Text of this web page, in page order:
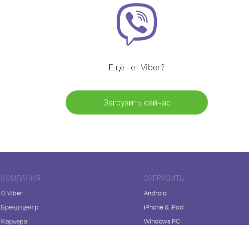
Ещё нет Viber?
Загрузить сейчас
КОМПАНИЯ
О Viber
Бренд-центр
Карьера
ЗАГРУЗИТЬ
Android
iPhone & iPad
Windows PC